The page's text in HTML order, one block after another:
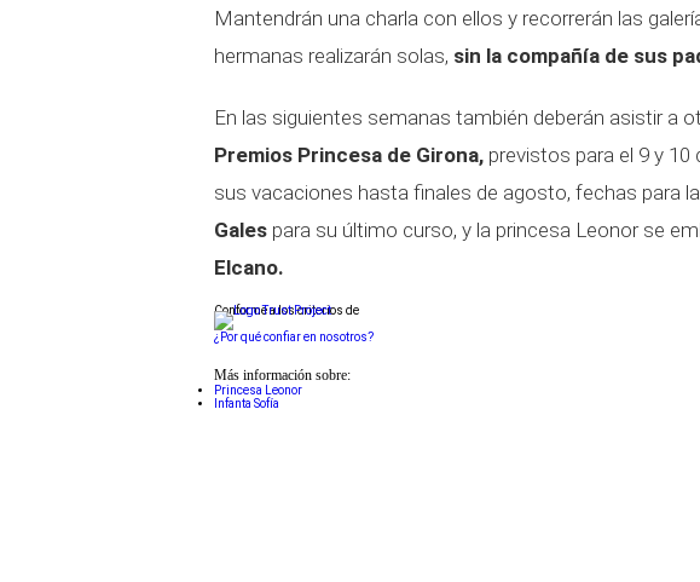
Mantendrán una charla con ellos y recorrerán las
hermanas realizarán solas, sin la compañía de sus
En las siguientes semanas también deberán asistir a
Premios Princesa de Girona, previstos para el 9 y 10
sus vacaciones hasta finales de agosto, fechas para
Gales para su último curso, y la princesa Leonor se
Elcano.
Conforme a los criterios de
¿Por qué confiar en nosotros?
Más información sobre:
Princesa Leonor
Infanta Sofía